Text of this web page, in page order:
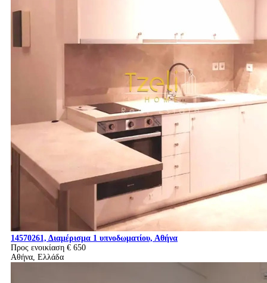
14570261, Διαμέρισμα 1 υπνοδωματίου, Αθήνα
Προς ενοικίαση € 650
Αθήνα, Ελλάδα